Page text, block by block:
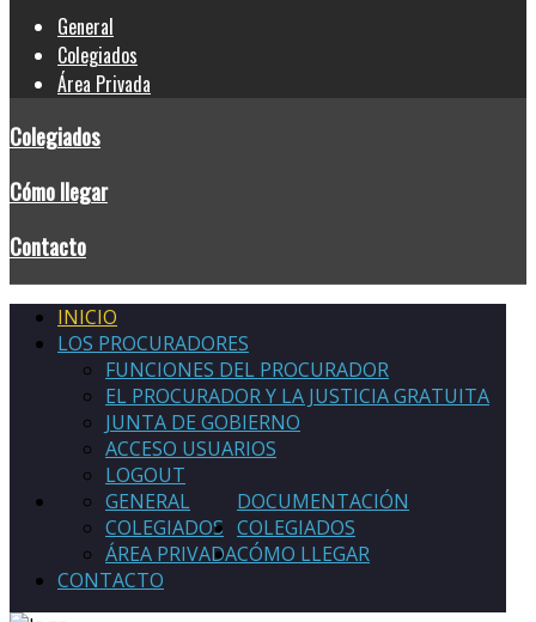
General
Colegiados
Área Privada
Colegiados
Cómo llegar
Contacto
INICIO
LOS PROCURADORES
FUNCIONES DEL PROCURADOR
EL PROCURADOR Y LA JUSTICIA GRATUITA
JUNTA DE GOBIERNO
ACCESO USUARIOS
LOGOUT
DOCUMENTACIÓN
GENERAL
COLEGIADOS
ÁREA PRIVADA
COLEGIADOS
CÓMO LLEGAR
CONTACTO